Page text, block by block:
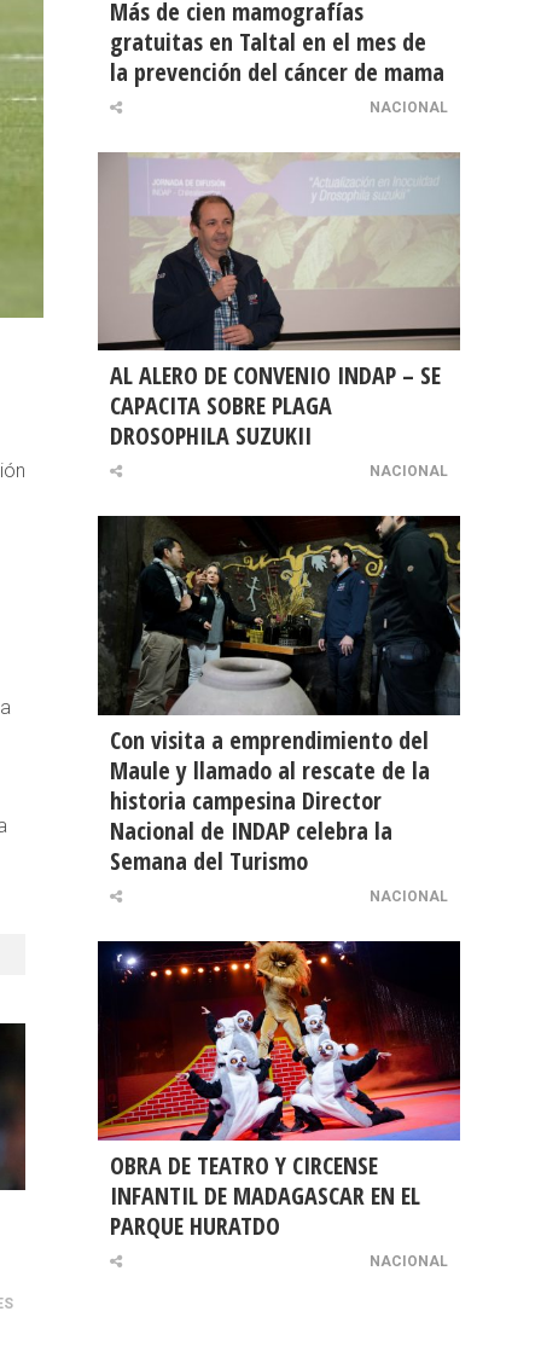
Más de cien mamografías
gratuitas en Taltal en el mes de
la prevención del cáncer de mama
NACIONAL
AL ALERO DE CONVENIO INDAP – SE
CAPACITA SOBRE PLAGA
DROSOPHILA SUZUKII
NACIONAL
Con visita a emprendimiento del
Maule y llamado al rescate de la
historia campesina Director
Nacional de INDAP celebra la
Semana del Turismo
NACIONAL
OBRA DE TEATRO Y CIRCENSE
INFANTIL DE MADAGASCAR EN EL
PARQUE HURATDO
NACIONAL